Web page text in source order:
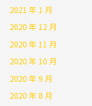
2021 年 1 月
2020 年 12 月
2020 年 11 月
2020 年 10 月
2020 年 9 月
2020 年 8 月